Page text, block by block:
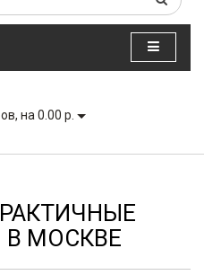
на 0.00 р.
В МОСКВЕ